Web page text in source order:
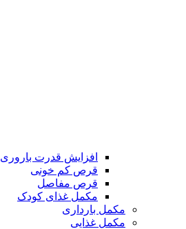
افزایش قدرت باروری
قرص کم خونی
قرص مفاصل
مکمل غذای کودک
مکمل بارداری
مکمل غذایی